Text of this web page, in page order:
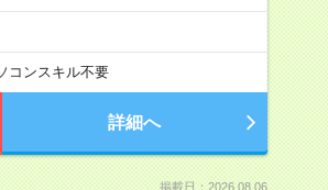
コンスキル不要
詳細へ
掲載日：2026.08.06